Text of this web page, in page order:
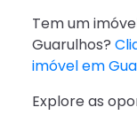
Tem um
Guarulhos?
imóvel em
Explore as